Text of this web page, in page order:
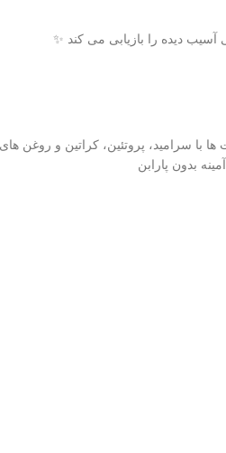
دیده را بازیابی می کند ✨
سرامید، پروتئین، کراتین و روغن